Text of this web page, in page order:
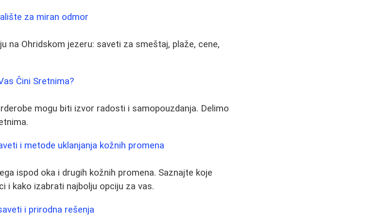
za miran odmor
na Ohridskom jezeru: saveti za smeštaj, plaže, cene,
Čini Sretnima?
mogu biti izvor radosti i samopouzdanja. Delimo
i metode uklanjanja kožnih promena
ispod oka i drugih kožnih promena. Saznajte koje
i kako izabrati najbolju opciju za vas.
i prirodna rešenja